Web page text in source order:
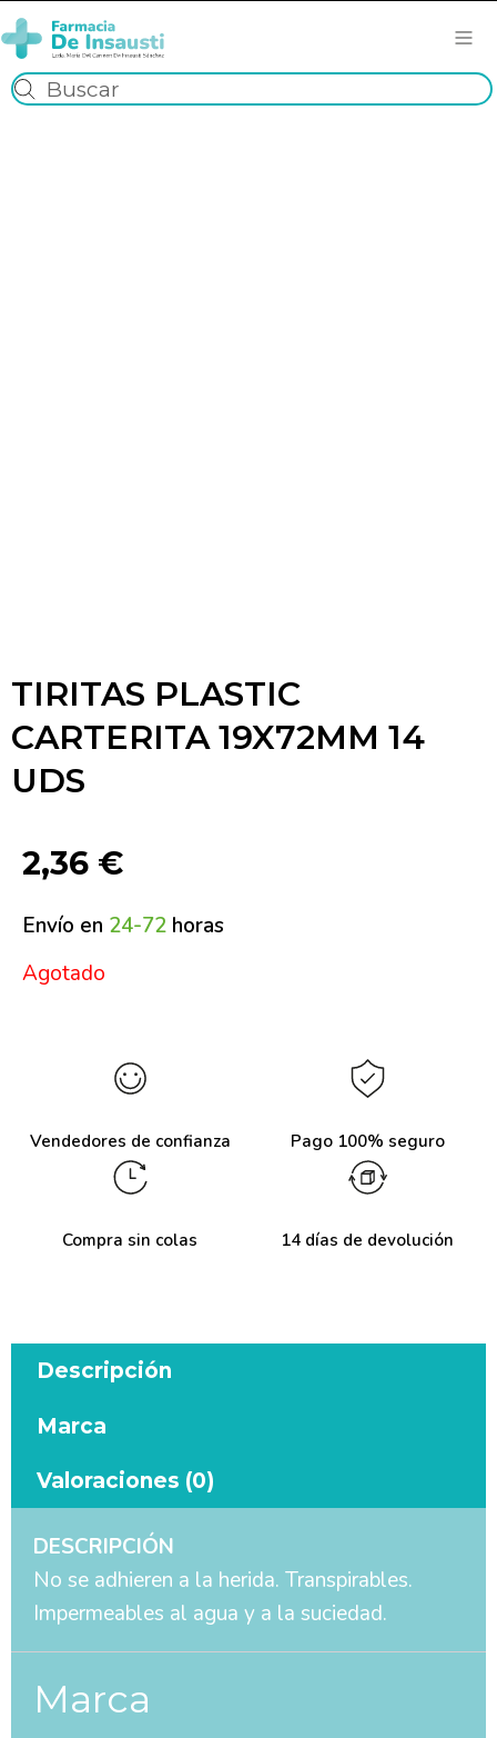
TIRITAS PLASTIC
CARTERITA 19X72MM 14
UDS
2,36 €
Envío en 24-72 horas
Agotado
Vendedores de confianza Pago 100% seguro
Compra sin colas 14 días de devolución
Descripción
Marca
Valoraciones (0)
DESCRIPCIÓN
No se adhieren a la herida. Transpirables.
Impermeables al agua y a la suciedad.
Marca